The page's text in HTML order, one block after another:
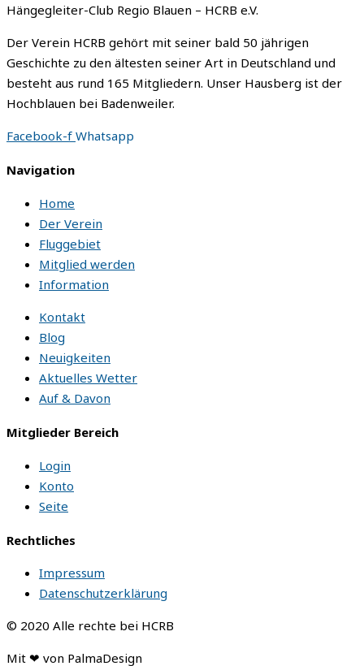
Hängegleiter-Club Regio Blauen – HCRB e.V.
Der Verein HCRB gehört mit seiner bald 50 jährigen
Geschichte zu den ältesten seiner Art in Deutschland und
besteht aus rund 165 Mitgliedern. Unser Hausberg ist der
Hochblauen bei Badenweiler.
Facebook-f Whatsapp
Navigation
Home
Der Verein
Fluggebiet
Mitglied werden
Information
Kontakt
Blog
Neuigkeiten
Aktuelles Wetter
Auf & Davon
Mitglieder Bereich
Login
Konto
Seite
Rechtliches
Impressum
Datenschutzerklärung
© 2020 Alle rechte bei HCRB
Mit ❤ von PalmaDesign